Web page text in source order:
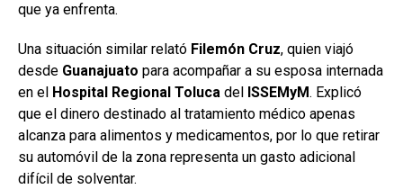
que ya enfrenta.
Una situación similar relató Filemón Cruz, quien viajó
desde Guanajuato para acompañar a su esposa internada
en el Hospital Regional Toluca del ISSEMyM. Explicó
que el dinero destinado al tratamiento médico apenas
alcanza para alimentos y medicamentos, por lo que retirar
su automóvil de la zona representa un gasto adicional
difícil de solventar.